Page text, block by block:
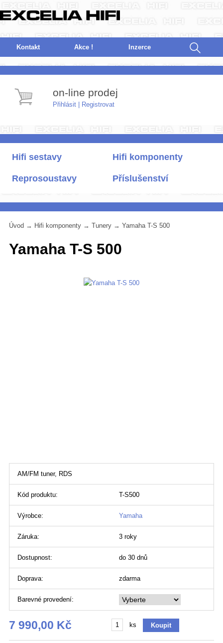
Kontakt Akce ! nzerce
on-line prodej
Přihlásit Registrovat
Hifi sestavy Hifi komponenty
Reprosoustavy Příslušenství
Úvod → Hifi komponenty → Tunery → Yamaha T-S 500
Yamaha T-S 500
AM/FM tuner, RDS
Kód produktu: T-S500
Výrobce: Yamaha
Záruka: 3 roky
Dostupnost: do 30 dnů
Doprava: zdarma
Barevné provedení:
7 990,00 Kč ks